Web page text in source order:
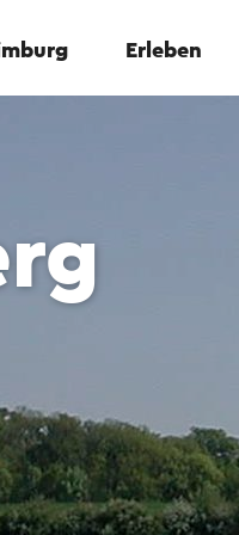
Erleben